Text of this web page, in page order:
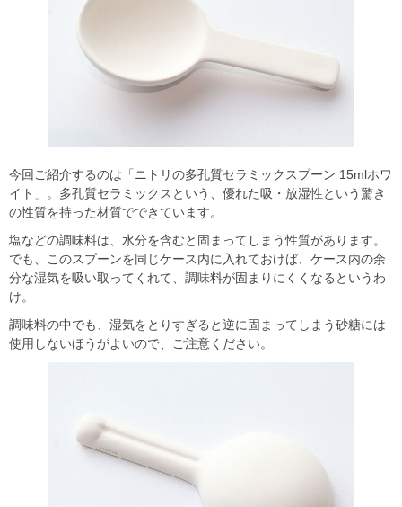
今回ご紹介するのは「ニトリの多孔質セラミックスプーン 15mlホワ
イト」。多孔質セラミックスという、優れた吸・放湿性という驚き
の性質を持った材質でできています。
塩などの調味料は、水分を含むと固まってしまう性質があります。
でも、このスプーンを同じケース内に入れておけば、ケース内の余
分な湿気を吸い取ってくれて、調味料が固まりにくくなるというわ
け。
調味料の中でも、湿気をとりすぎると逆に固まってしまう砂糖には
使用しないほうがよいので、ご注意ください。